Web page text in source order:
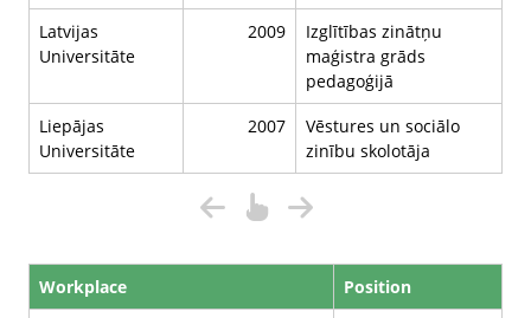
Latvijas
Universitāte
2009
Izglītības zinātņu
maģistra grāds
pedagoģijā
Liepājas
Universitāte
2007
Vēstures un sociālo
zinību skolotāja
Workplace
Position